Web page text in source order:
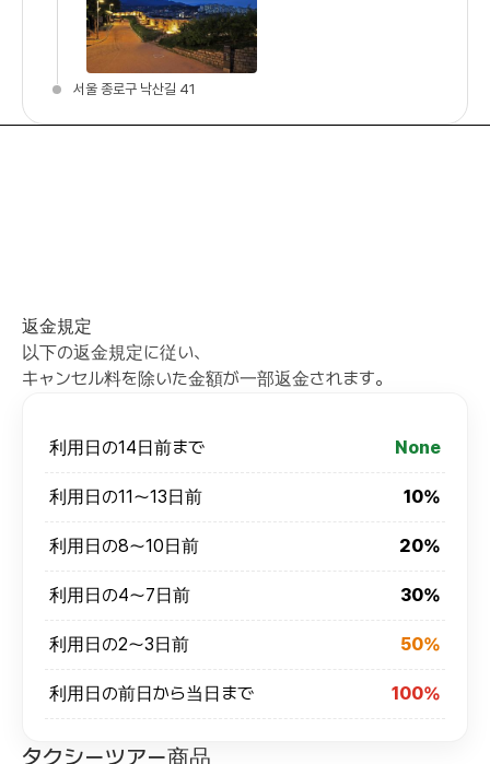
서울 종로구 낙산길 41
返金規定
以下の返金規定に従い、
キャンセル料を除いた金額が一部返金されます。
利用日の14日前まで None
利用日の11～13日前 10%
利用日の8～10日前 20%
利用日の4～7日前 30%
利用日の2～3日前 50%
利用日の前日から当日まで 100%
タクシーツアー商品